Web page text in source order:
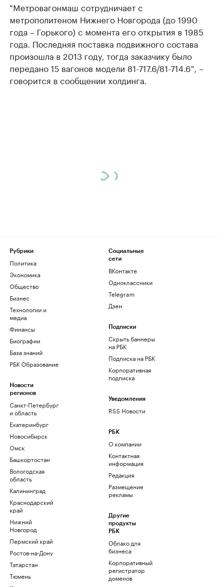
"Метровагонмаш сотрудничает с
метрополитеном Нижнего Новгорода (до 1990
года – Горького) с момента его открытия в 1985
года. Последняя поставка подвижного состава
произошла в 2013 году, тогда заказчику было
передано 15 вагонов модели 81-717.6/81-714.6", –
говорится в сообщении холдинга.
Рубрики
Политика
Экономика
Общество
Бизнес
Технологии и
медиа
Финансы
Биографии
База знаний
РБК Образование
Новости
регионов
Санкт-Петербург
и область
Екатеринбург
Новосибирск
Омск
Башкортостан
Вологодская
область
Калининград
Краснодарский
край
Нижний
Новгород
Пермский край
Ростов-на-Дону
Татарстан
Тюмень
Социальные
сети
ВКонтакте
Одноклассники
Telegram
Дзен
Подписки
Скрыть баннеры
на РБК
Подписка на РБК
Корпоративная
подписка
Уведомления
RSS Новости
РБК
О компании
Контактная
информация
Редакция
Размещение
рекламы
Другие
продукты
РБК
Облако для
бизнеса
Корпоративный
регистратор
доменов